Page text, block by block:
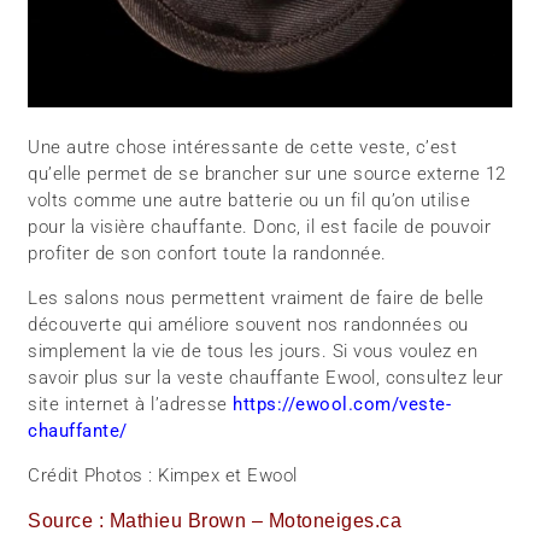
Une autre chose intéressante de cette veste, c’est
qu’elle permet de se brancher sur une source externe 12
volts comme une autre batterie ou un fil qu’on utilise
pour la visière chauffante. Donc, il est facile de pouvoir
profiter de son confort toute la randonnée.
Les salons nous permettent vraiment de faire de belle
découverte qui améliore souvent nos randonnées ou
simplement la vie de tous les jours. Si vous voulez en
savoir plus sur la veste chauffante Ewool, consultez leur
site internet à l’adresse https://ewool.com/veste-
chauffante/
Crédit Photos : Kimpex et Ewool
Source : Mathieu Brown – Motoneiges.ca